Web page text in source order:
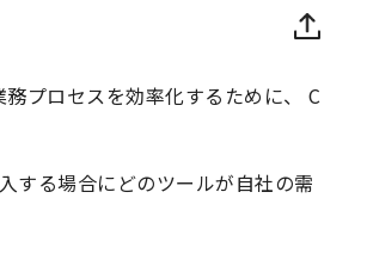
プロセスを効率化するために、 C
する場合にどのツールが自社の需